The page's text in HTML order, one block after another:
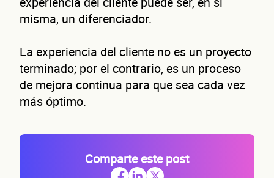
misma, un diferenciador.
La experiencia del cliente no es un proyecto
terminado; por el contrario, es un proceso
de mejora continua para que sea cada vez
más óptimo.
Comparte este post